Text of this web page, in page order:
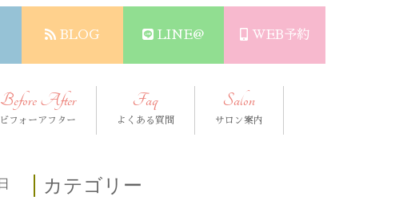
BLOG LINE@ WEB予約
Before After
ビフォーアフター
Faq
よくある質問
Salon
サロン案内
カテゴリー